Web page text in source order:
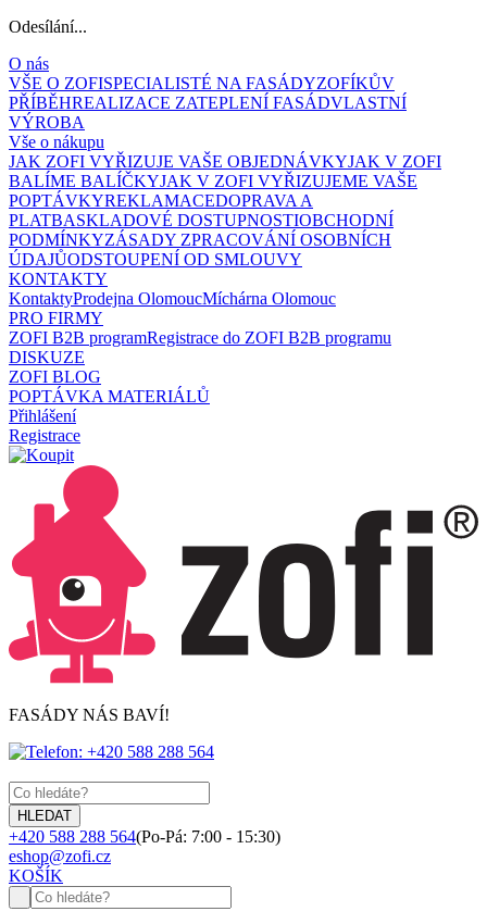
Odesílání...
O nás
VŠE O ZOFISPECIALISTÉ NA FASÁDYZOFÍKŮV
PŘÍBĚHREALIZACE ZATEPLENÍ FASÁDVLASTNÍ
VÝROBA
Vše o nákupu
JAK ZOFI VYŘIZUJE VAŠE OBJEDNÁVKYJAK V ZOFI
BALÍME BALÍČKYJAK V ZOFI VYŘIZUJEME VAŠE
POPTÁVKYREKLAMACEDOPRAVA A
PLATBASKLADOVÉ DOSTUPNOSTIOBCHODNÍ
PODMÍNKYZÁSADY ZPRACOVÁNÍ OSOBNÍCH
ÚDAJŮODSTOUPENÍ OD SMLOUVY
KONTAKTY
KontaktyProdejna OlomoucMíchárna Olomouc
PRO FIRMY
ZOFI B2B programRegistrace do ZOFI B2B programu
DISKUZE
ZOFI BLOG
POPTÁVKA MATERIÁLŮ
Přihlášení
Registrace
FASÁDY NÁS BAVÍ!
+420 588 288 564(Po-Pá: 7:00 - 15:30)
eshop@zofi.cz
KOŠÍK